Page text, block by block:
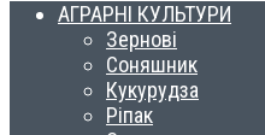
АГРАРНІ КУЛЬТУРИ
Зернові
Соняшник
Кукурудза
Ріпак